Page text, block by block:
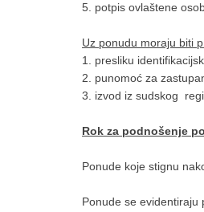
5. potpis ovlaštene
Uz ponudu moraju biti
1. presliku
2. punomoć za
3. izvod iz sudskog
Rok za podnošenje
Ponude koje stignu
Ponude se